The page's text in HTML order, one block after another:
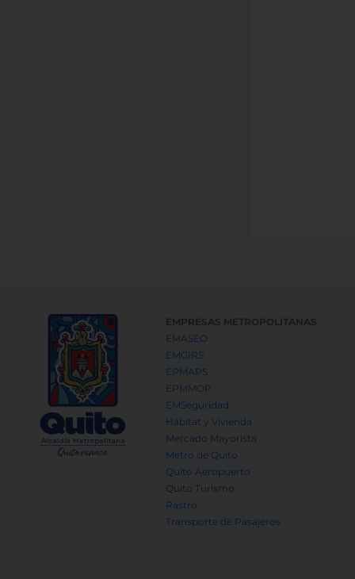
EMPRESAS METROPOLITANAS
EMASEO
EMGIRS
EPMAPS
EPMMOP
EMSeguridad
Hábitat y Vivienda
Mercado Mayorista
Metro de Quito
Quito Aeropuerto
Quito Turismo
Rastro
Transporte de Pasajeros